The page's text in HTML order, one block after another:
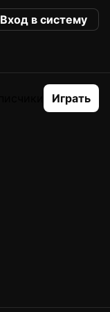
Вход в систему
Играть